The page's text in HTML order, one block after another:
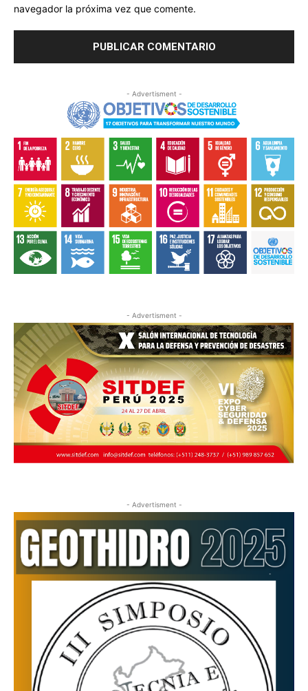
navegador la próxima vez que comente.
- Advertisment -
- Advertisment -
- Advertisment -